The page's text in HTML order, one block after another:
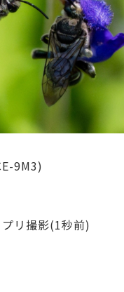
9M3)
リ撮影(1秒前)